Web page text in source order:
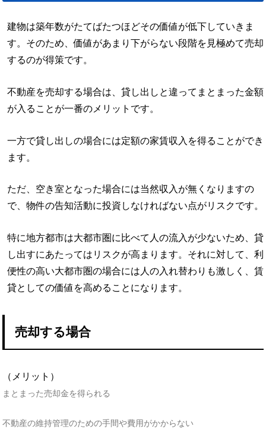
建物は築年数がたてばたつほどその価値が低下していきま
す。そのため、価値があまり下がらない段階を見極めて売却
するのが得策です。
不動産を売却する場合は、貸し出しと違ってまとまった金額
が入ることが一番のメリットです。
一方で貸し出しの場合には定額の家賃収入を得ることができ
ます。
ただ、空き室となった場合には当然収入が無くなりますの
で、物件の告知活動に投資しなければない点がリスクです。
特に地方都市は大都市圏に比べて人の流入が少ないため、貸
し出すにあたってはリスクが高まります。それに対して、利
便性の高い大都市圏の場合には人の入れ替わりも激しく、賃
貸としての価値を高めることになります。
売却する場合
（メリット）
まとまった売却金を得られる
不動産の維持管理のための手間や費用がかからない